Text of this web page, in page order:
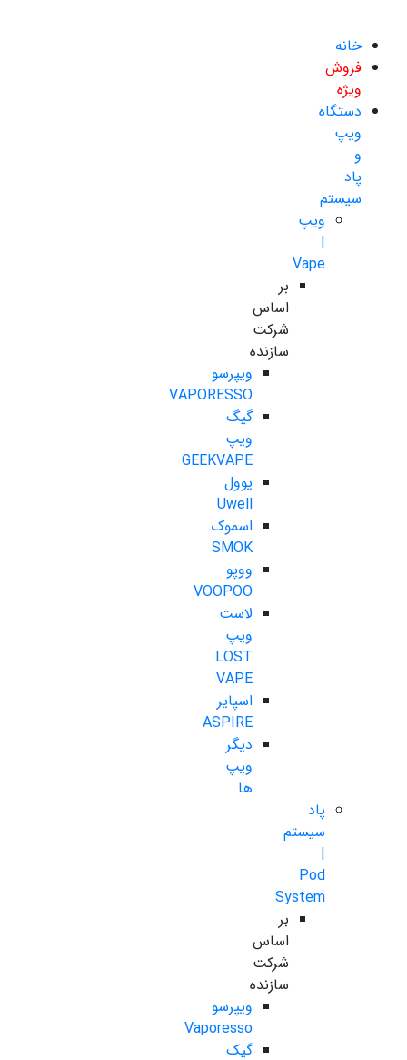
خانه
فروش
ویژه
دستگاه
ویپ
و
پاد
سیستم
ویپ
|
Vape
بر
اساس
شرکت
سازنده
ویپرسو
VAPORESSO
گیگ
ویپ
GEEKVAPE
یوول
Uwell
اسموک
SMOK
ووپو
VOOPOO
لاست
ویپ
LOST
VAPE
اسپایر
ASPIRE
دیگر
ویپ
ها
پاد
سیستم
|
Pod
System
بر
اساس
شرکت
سازنده
ویپرسو
Vaporesso
گیک